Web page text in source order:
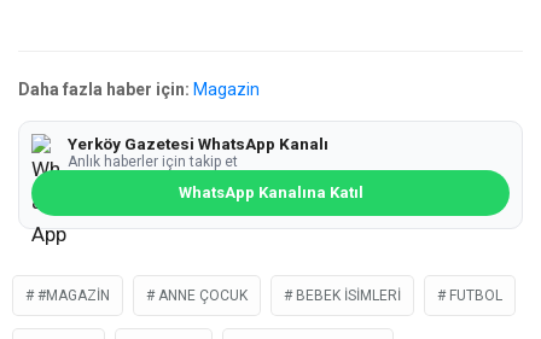
Daha fazla haber için: Magazin
Yerköy Gazetesi WhatsApp Kanalı
Anlık haberler için takip et
WhatsApp Kanalına Katıl
#MAGAZIN ANNE ÇOCUK BEBEK İSIMLERI FUTBOL